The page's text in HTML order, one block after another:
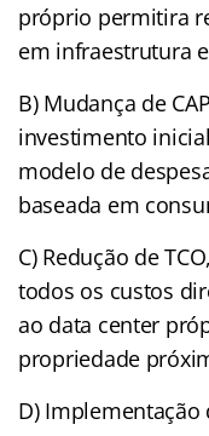
próprio permitira
em infraestrutura
B) Mudança de
investimento
modelo de
baseada em
C) Redução de
todos os custos
ao data center
propriedade
D) Implementação